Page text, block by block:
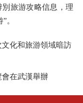
旅游攻略信息，理
”。
化和旅游領域暗訪
會在武漢舉辦